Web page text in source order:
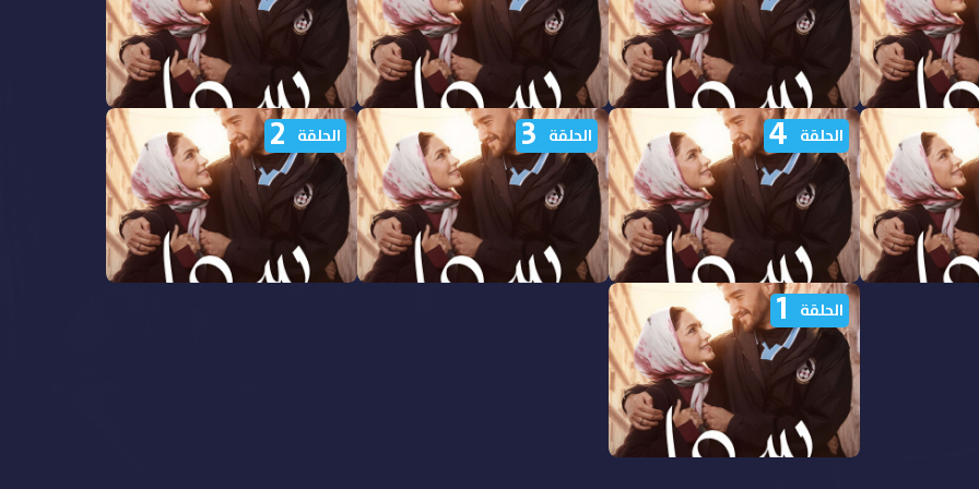
سوا الحلقة
مشاهدة مسلسل سوا سوا الحلقة
9 التاسعة HD
مشاهدة مسلسل سوا سوا الحلقة
8 الثامنة HD
مشاهدة مسلسل سوا سوا الحلقة
7 السابعة HD
مشاهدة مسلسل سوا سوا الحلقة
4 الرابعة HD
الحلقة 4 الحلقة 3 الحلقة 2
الحلقة 1